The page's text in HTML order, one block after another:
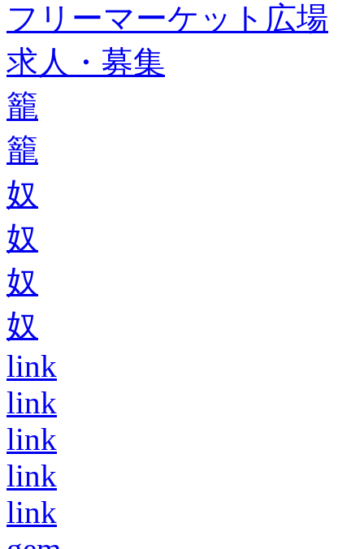
フリーマーケット広場
求人・募集
籠
籠
奴
奴
奴
奴
link
link
link
link
link